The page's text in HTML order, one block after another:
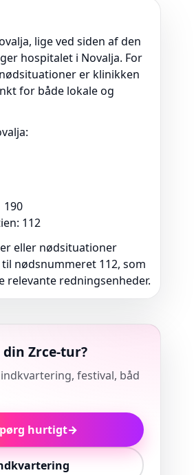
lige ved siden af den
hospitalet i Novalja. For
er klinikken
for både lokale og
190
112
eller nødsituationer
nødsnummeret 112, som
relevante redningsenheder.
Zrce-tur?
festival, båd
hurtigt→